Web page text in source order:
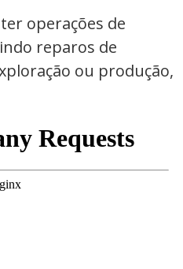
operações de
reparos de
ou produção,